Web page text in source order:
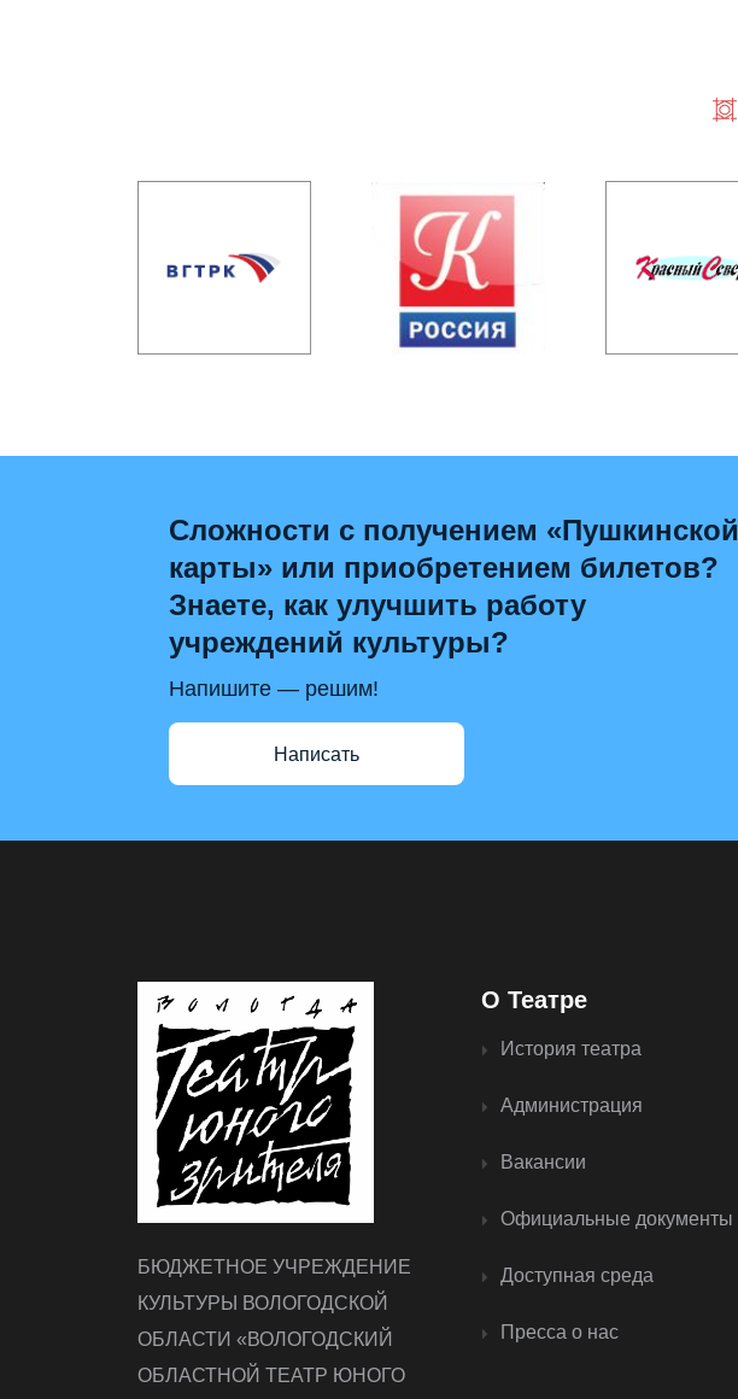
Сложности с получением «Пушкинской
карты» или приобретением билетов?
Знаете, как улучшить работу
учреждений культуры?
Напишите — решим!
Написать
БЮДЖЕТНОЕ УЧРЕЖДЕНИЕ
КУЛЬТУРЫ ВОЛОГОДСКОЙ
ОБЛАСТИ «ВОЛОГОДСКИЙ
ОБЛАСТНОЙ ТЕАТР ЮНОГО
О Театре
История театра
Администрация
Вакансии
Официальные документы
Доступная среда
Пресса о нас